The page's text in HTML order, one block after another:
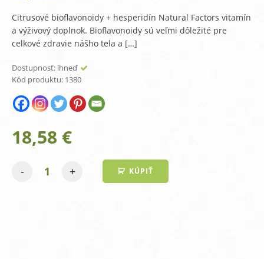
Citrusové bioflavonoidy + hesperidín Natural Factors vitamín
a výživový doplnok. Bioflavonoidy sú veľmi dôležité pre
celkové zdravie nášho tela a […]
Dostupnosť: ihneď
Kód produktu: 1380
18,58 €
- + KÚPIŤ